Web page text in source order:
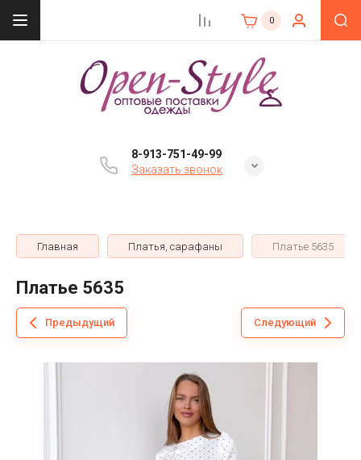
0
8-913-751-49-99
Заказать звонок
Главная Платья, сарафаны Платье 5635
Платье 5635
Предыдущий Следующий